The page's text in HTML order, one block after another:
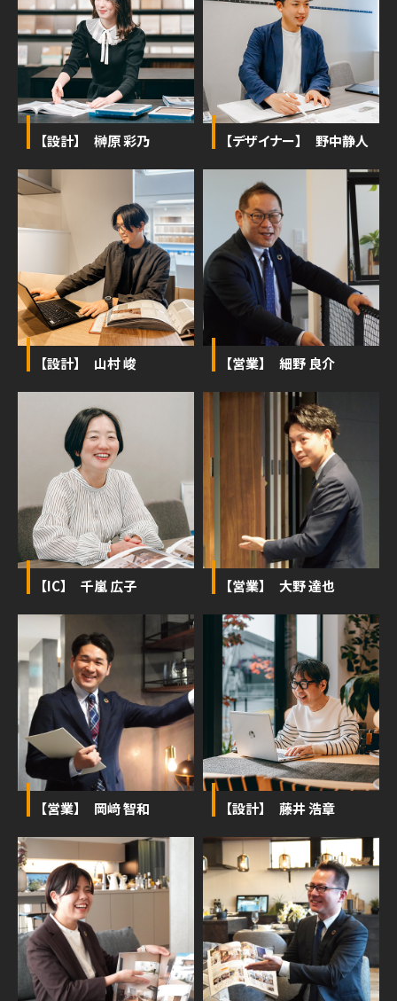
【設計】 榊原 彩乃 【デザイナー】 野中静人
【設計】 山村 峻 【営業】 細野 良介
【IC】 千嵐 広子 【営業】 大野 達也
【営業】 岡﨑 智和 【設計】 藤井 浩章